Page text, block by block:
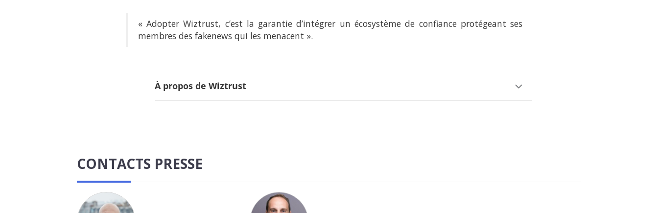
« Adopter Wiztrust, c’est la garantie d’intégrer un écosystème de confiance protégeant ses
membres des fakenews qui les menacent ».
À propos de Wiztrust
CONTACTS PRESSE